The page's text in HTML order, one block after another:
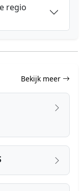
regio
Bekijk meer